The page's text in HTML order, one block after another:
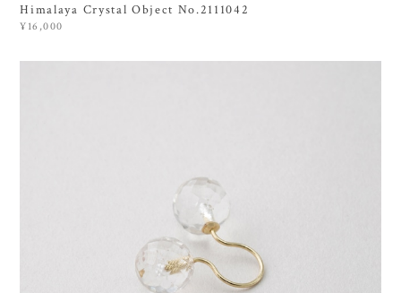
Himalaya Crystal Object No.2111042
¥16,000